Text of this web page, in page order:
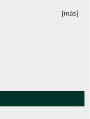
[más]